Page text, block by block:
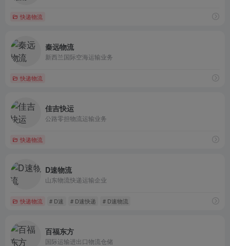
快递物流
秦远物流
新西兰国际空海运输业务
快递物流
佳吉快运
公路零担物流运输业务
快递物流
D速物流
山东物流快递运输企业
快递物流 # D速 # D速快递 # D速物流
百福东方
国际运输进出口物流仓储